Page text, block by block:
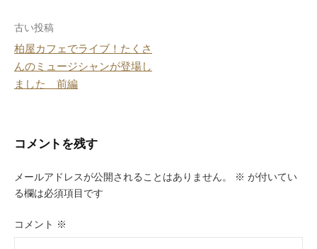
投
稿
ナ
シ
ン
古い投稿
柏屋カフェでライブ！たくさ
んのミュージシャンが登場し
ました 前編
コメントを残す
メールアドレスが公開されることはありません。 ※ が付いてい
る欄は必須項目です
コメント ※